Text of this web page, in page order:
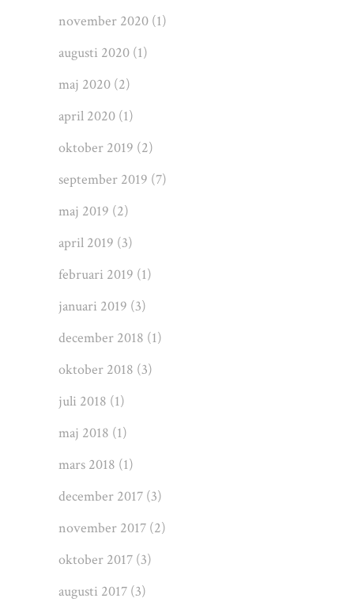
november 2020 (1)
augusti 2020 (1)
maj 2020 (2)
april 2020 (1)
oktober 2019 (2)
september 2019 (7)
maj 2019 (2)
april 2019 (3)
februari 2019 (1)
januari 2019 (3)
december 2018 (1)
oktober 2018 (3)
juli 2018 (1)
maj 2018 (1)
mars 2018 (1)
december 2017 (3)
november 2017 (2)
oktober 2017 (3)
augusti 2017 (3)